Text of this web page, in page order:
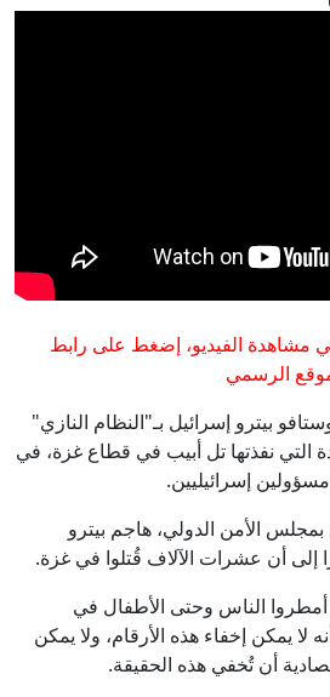
الكسوف
ويقصفون نجران بالسعودية
ترمب يتحدث عن نهاية وشيكة
الفيديو، إضغط على رابط
الرسمي
بيترو إسرائيل بـ"النظام النازي"
التي نفذتها تل أبيب في قطاع غزة، في
إسرائيليين.
الأمن الدولي، هاجم بيترو
إلى أن عشرات الآلاف قُتلوا في غزة.
أمطروا الناس وحتى الأطفال في
لا يمكن إخفاء هذه الأرقام، ولا يمكن
أن تُخفي هذه الحقيقة.